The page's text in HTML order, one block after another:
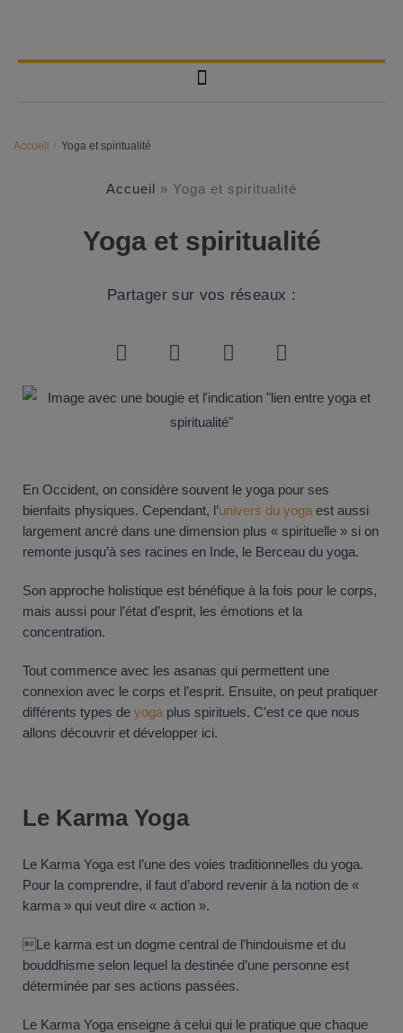
Accueil / Yoga et spiritualité
Accueil » Yoga et spiritualité
Yoga et spiritualité
Partager sur vos réseaux :
En Occident, on considère souvent le yoga pour ses
bienfaits physiques. Cependant, l’univers du yoga est aussi
largement ancré dans une dimension plus « spirituelle » si on
remonte jusqu’à ses racines en Inde, le Berceau du yoga.
Son approche holistique est bénéfique à la fois pour le corps,
mais aussi pour l’état d’esprit, les émotions et la
concentration.
Tout commence avec les asanas qui permettent une
connexion avec le corps et l’esprit. Ensuite, on peut pratiquer
différents types de yoga plus spirituels. C’est ce que nous
allons découvrir et développer ici.
Le Karma Yoga
Le Karma Yoga est l’une des voies traditionnelles du yoga.
Pour la comprendre, il faut d’abord revenir à la notion de «
karma » qui veut dire « action ».
Le karma est un dogme central de l’hindouisme et du
bouddhisme selon lequel la destinée d’une personne est
déterminée par ses actions passées.
Le Karma Yoga enseigne à celui qui le pratique que chaque